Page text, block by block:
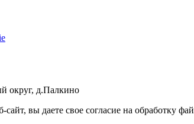
округ, д.Палкино
сайт, вы даете свое согласие на обработку